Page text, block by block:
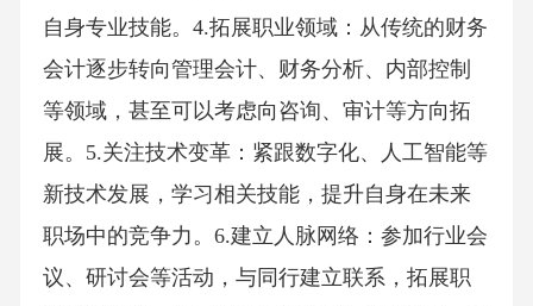
自身专业技能。4.拓展职业领域：从传统的财务
会计逐步转向管理会计、财务分析、内部控制
等领域，甚至可以考虑向咨询、审计等方向拓
展。5.关注技术变革：紧跟数字化、人工智能等
新技术发展，学习相关技能，提升自身在未来
职场中的竞争力。6.建立人脉网络：参加行业会
议、研讨会等活动，与同行建立联系，拓展职